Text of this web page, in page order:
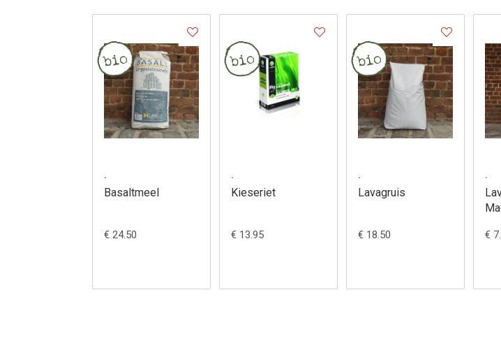
.
Basaltmeel
€ 24.50
.
Kieseriet
€ 13.95
.
Lavagruis
€ 18.50
.
€